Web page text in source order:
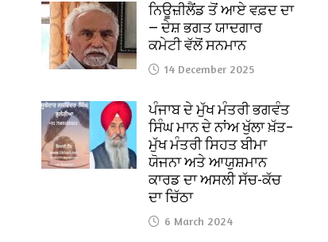
ਨਿਊਜ਼ੀਲੈਂਡ ਤੋਂ ਆਏ ਵਫ਼ਦ ਦਾ
— ਦੇਸ਼ ਭਗਤ ਯਾਦਗਾਰ
ਕਮੇਟੀ ਵੱਲੋਂ ਸਨਮਾਨ
14 December 2025
ਪੰਜਾਬ ਦੇ ਮੁੱਖ ਮੰਤਰੀ ਭਗਵੰਤ
ਸਿੰਘ ਮਾਨ ਦੇ ਨਾਂਅ ਖੁੱਲਾ ਖ਼ੱਤ–
ਮੁੱਖ ਮੰਤਰੀ ਸਿਹਤ ਬੀਮਾ
ਯੋਜਨਾ ਅਤੇ ਆਯੁਸ਼ਮਾਨ
ਕਾਰਡ ਦਾ ਅਸਲੀ ਸੱਚ-ਕੱਚ
ਦਾ ਚਿੱਠਾ
6 March 2024